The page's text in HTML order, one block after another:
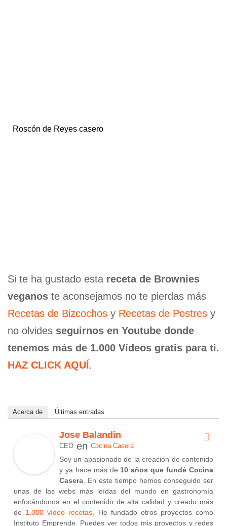
Roscón de Reyes casero
Si te ha gustado esta receta de Brownies
veganos te aconsejamos no te pierdas más
Recetas de Bizcochos y Recetas de Postres y
no olvides seguirnos en Youtube donde
tenemos más de 1.000 Vídeos gratis para ti.
HAZ CLICK AQUÍ.
Acerca de Últimas entradas
Jose Balandin
CEO en Cocina Casera
Soy un apasionado de la creación de contenido
y ya hace más de 10 años que fundé Cocina
Casera. En este tiempo hemos conseguido ser
unas de las webs más leídas del mundo en gastronomía
enfocándonos en el contenido de alta calidad y creado más
de 1.000 vídeo recetas. He fundado otros proyectos como
Instituto Emprende. Puedes ver todos mis proyectos y redes